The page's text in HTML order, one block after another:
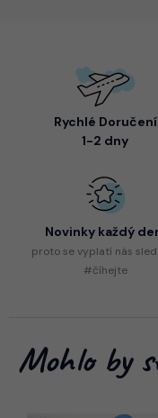
Rychlé Doručení
1-2 dny
Novinky každý
protose vyplatí nás
#číhejte
Mohlo by